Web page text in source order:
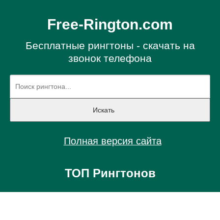
Free-Rington.com
Бесплатные рингтоны - скачать на
звонок телефона
Полная версия сайта
ТОП Рингтонов